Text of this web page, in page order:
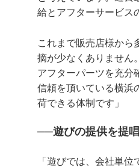
給とアフターサービス
これまで販売店様から
摘が少なくありません
アフターパーツを充分
信頼を頂いている横浜
荷できる体制です」
──遊びの提供を提唱
「遊びでは、会社単